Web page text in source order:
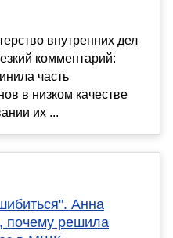
внутренних дел
комментарий:
часть
в низком качестве
их ...
Анна
почему решила